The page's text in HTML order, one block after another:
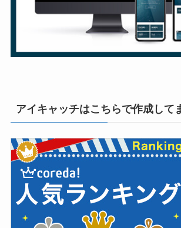
アイキャッチはこちらで作成して